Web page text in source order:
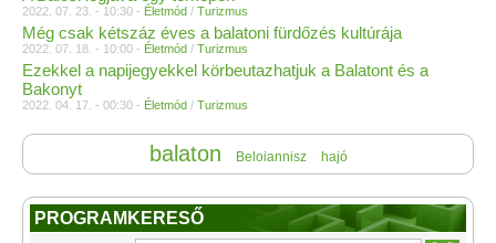
2022. 07. 23. - 10:30 - Életmód / Turizmus
Még csak kétszáz éves a balatoni fürdőzés kultúrája
2022. 07. 18. - 10:00 - Életmód / Turizmus
Ezekkel a napijegyekkel körbeutazhatjuk a Balatont és a
Bakonyt
2022. 04. 17. - 00:30 - Életmód / Turizmus
balaton Beloiannisz hajó
PROGRAMKERESŐ